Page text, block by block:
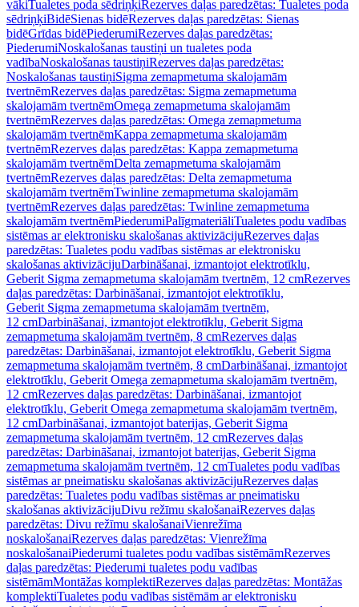
vākiTualetes poda sēdriņķiRezerves daļas paredzētas: Tualetes poda
sēdriņķiBidēSienas bidēRezerves daļas paredzētas: Sienas
bidēGrīdas bidēPiederumiRezerves daļas paredzētas:
PiederumiNoskalošanas taustiņi un tualetes poda
vadībaNoskalošanas taustiņiRezerves daļas paredzētas:
Noskalošanas taustiņiSigma zemapmetuma skalojamām
tvertnēmRezerves daļas paredzētas: Sigma zemapmetuma
skalojamām tvertnēmOmega zemapmetuma skalojamām
tvertnēmRezerves daļas paredzētas: Omega zemapmetuma
skalojamām tvertnēmKappa zemapmetuma skalojamām
tvertnēmRezerves daļas paredzētas: Kappa zemapmetuma
skalojamām tvertnēmDelta zemapmetuma skalojamām
tvertnēmRezerves daļas paredzētas: Delta zemapmetuma
skalojamām tvertnēmTwinline zemapmetuma skalojamām
tvertnēmRezerves daļas paredzētas: Twinline zemapmetuma
skalojamām tvertnēmPiederumiPalīgmateriāliTualetes podu vadības
sistēmas ar elektronisku skalošanas aktivizācijuRezerves daļas
paredzētas: Tualetes podu vadības sistēmas ar elektronisku
skalošanas aktivizācijuDarbināšanai, izmantojot elektrotīklu,
Geberit Sigma zemapmetuma skalojamām tvertnēm, 12 cmRezerves
daļas paredzētas: Darbināšanai, izmantojot elektrotīklu,
Geberit Sigma zemapmetuma skalojamām tvertnēm,
12 cmDarbināšanai, izmantojot elektrotīklu, Geberit Sigma
zemapmetuma skalojamām tvertnēm, 8 cmRezerves daļas
paredzētas: Darbināšanai, izmantojot elektrotīklu, Geberit Sigma
zemapmetuma skalojamām tvertnēm, 8 cmDarbināšanai, izmantojot
elektrotīklu, Geberit Omega zemapmetuma skalojamām tvertnēm,
12 cmRezerves daļas paredzētas: Darbināšanai, izmantojot
elektrotīklu, Geberit Omega zemapmetuma skalojamām tvertnēm,
12 cmDarbināšanai, izmantojot baterijas, Geberit Sigma
zemapmetuma skalojamām tvertnēm, 12 cmRezerves daļas
paredzētas: Darbināšanai, izmantojot baterijas, Geberit Sigma
zemapmetuma skalojamām tvertnēm, 12 cmTualetes podu vadības
sistēmas ar pneimatisku skalošanas aktivizācijuRezerves daļas
paredzētas: Tualetes podu vadības sistēmas ar pneimatisku
skalošanas aktivizācijuDivu režīmu skalošanaiRezerves daļas
paredzētas: Divu režīmu skalošanaiVienrežīma
noskalošanaiRezerves daļas paredzētas: Vienrežīma
noskalošanaiPiederumi tualetes podu vadības sistēmāmRezerves
daļas paredzētas: Piederumi tualetes podu vadības
sistēmāmMontāžas komplektiRezerves daļas paredzētas: Montāžas
komplektiTualetes podu vadības sistēmām ar elektronisku